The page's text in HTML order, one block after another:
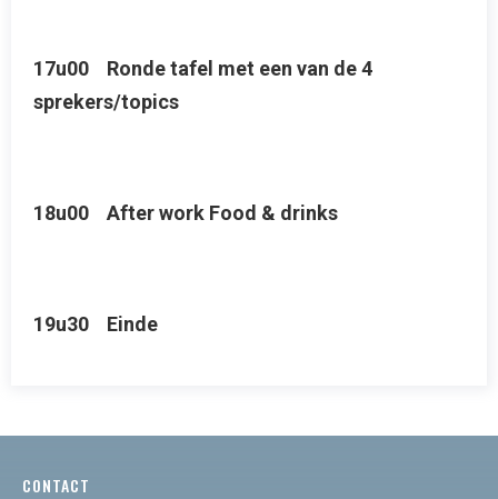
17u00 Ronde tafel met een van de 4
sprekers/topics
18u00 After work Food & drinks
19u30 Einde
CONTACT